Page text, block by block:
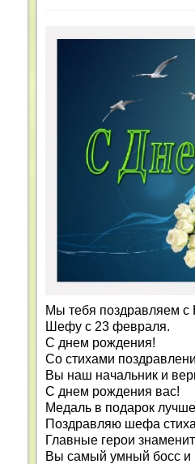
Мы тебя поздравляем с
Шефу с 23 февраля.
С днем рождения!
Со стихами
Вы наш начальник и
С днем рождения вас!
Медаль в подарок
Поздравляю шефа
Главные герои
Вы самый умный босс и